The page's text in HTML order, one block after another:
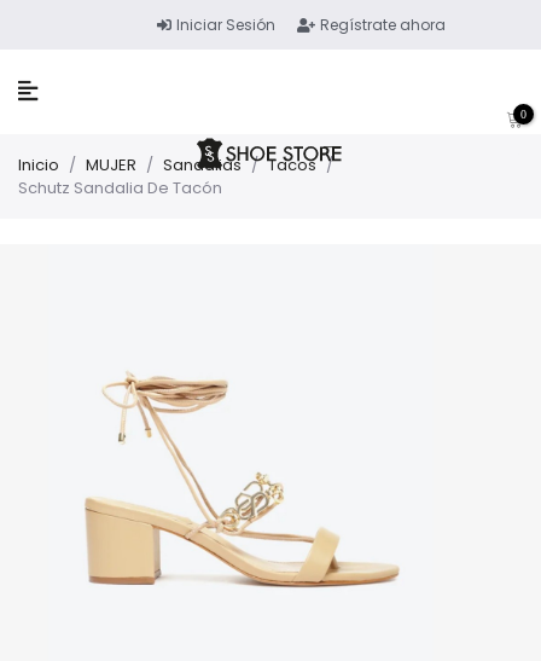
Iniciar Sesión Regístrate ahora
0
Inicio / MUJER / Sandalias / Tacos /
Schutz Sandalia De Tacón